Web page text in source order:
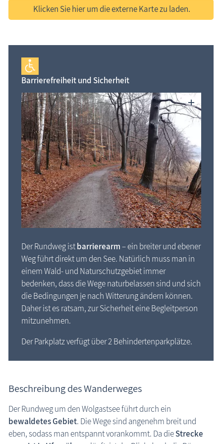
Klicken Sie hier um die externe Karte zu laden.
Barrierefreiheit und Sicherheit
Der Rundweg istbarrierearm– ein breiter und ebener
Weg führt direkt um den See. Natürlich muss man in
einem Wald- und Naturschutzgebiet immer
bedenken, dass die Wege naturbelassen sind und sich
die Bedingungen je nach Witterung ändern können.
Daher ist es ratsam, zur Sicherheit eine Begleitperson
mitzunehmen.
Der Parkplatz verfügt über 2 Behindertenparkplätze.
Beschreibung des Wanderweges
Der Rundweg um den Wolgastsee führt durch ein
bewaldetes Gebiet. Die Wege sind angenehm breit und
eben, sodass man entspannt vorankommt. Da dieStrecke